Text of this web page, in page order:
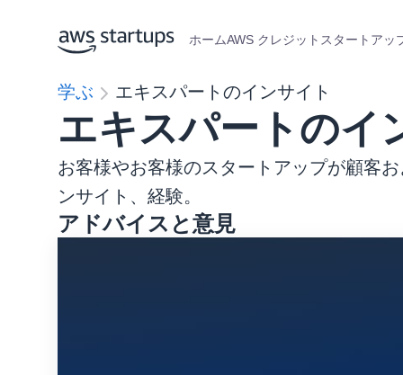
ホームAWS クレジット スタートアッ
学ぶ エキスパートのインサイト
エキスパートのイ
お客様やお客様のスタートアップが顧客
ンサイト、経験。
アドバイスと意見